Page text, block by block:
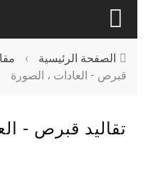
الصفحة الرئيسية ›
قبرص - العادات ، الصورة
تقاليد قبرص -